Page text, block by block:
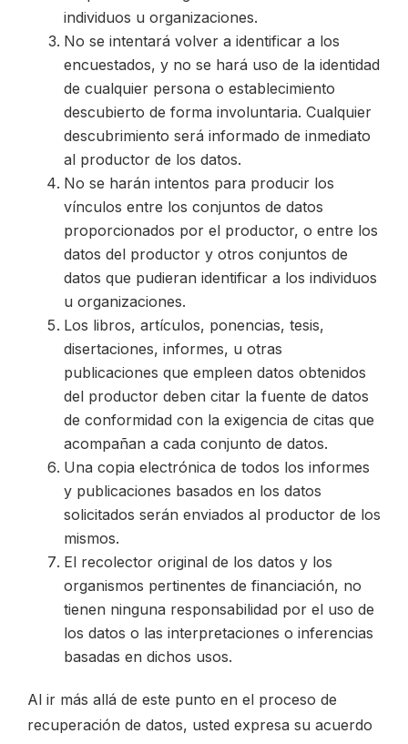
individuos u organizaciones.
No se intentará volver a identificar a los
encuestados, y no se hará uso de la identidad
de cualquier persona o establecimiento
descubierto de forma involuntaria. Cualquier
descubrimiento será informado de inmediato
al productor de los datos.
No se harán intentos para producir los
vínculos entre los conjuntos de datos
proporcionados por el productor, o entre los
datos del productor y otros conjuntos de
datos que pudieran identificar a los individuos
u organizaciones.
Los libros, artículos, ponencias, tesis,
disertaciones, informes, u otras
publicaciones que empleen datos obtenidos
del productor deben citar la fuente de datos
de conformidad con la exigencia de citas que
acompañan a cada conjunto de datos.
Una copia electrónica de todos los informes
y publicaciones basados en los datos
solicitados serán enviados al productor de los
mismos.
El recolector original de los datos y los
organismos pertinentes de financiación, no
tienen ninguna responsabilidad por el uso de
los datos o las interpretaciones o inferencias
basadas en dichos usos.
Al ir más allá de este punto en el proceso de
recuperación de datos, usted expresa su acuerdo